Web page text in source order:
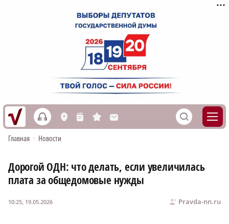
h L n s M S
Главная • Новости
Дорогой ОДН: что делать, если увеличилась
плата за общедомовые нужды
Pravda-nn.ru
10:25, 19.05.2026